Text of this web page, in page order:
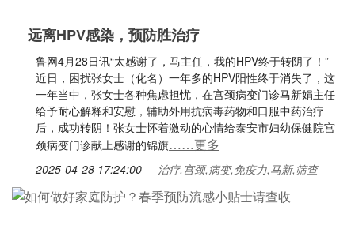
远离HPV感染，预防胜治疗
鲁网4月28日讯“太感谢了，马主任，我的HPV终于转阴了！”
近日，困扰张女士（化名）一年多的HPV阳性终于消失了，这
一年当中，张女士各种焦虑担忧，在宫颈病变门诊马新娟主任
给予耐心解释和安慰，辅助外用抗病毒药物和口服中药治疗
后，成功转阴！张女士怀着激动的心情给泰安市妇幼保健院宫
颈病变门诊献上感谢的锦旗……更多
2025-04-28 17:24:00 治疗,宫颈,病变,免疫力,马新,筛查